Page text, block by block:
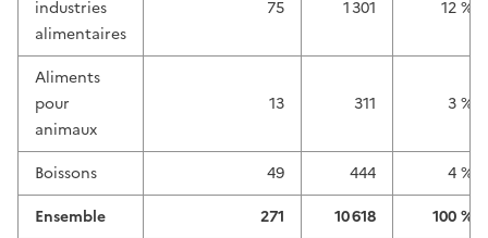
industries
alimentaires
75 1 301 12 %
Aliments
pour
animaux
13 311 3 %
Boissons 49 444
4 %
Ensemble
271 10 618
100 %